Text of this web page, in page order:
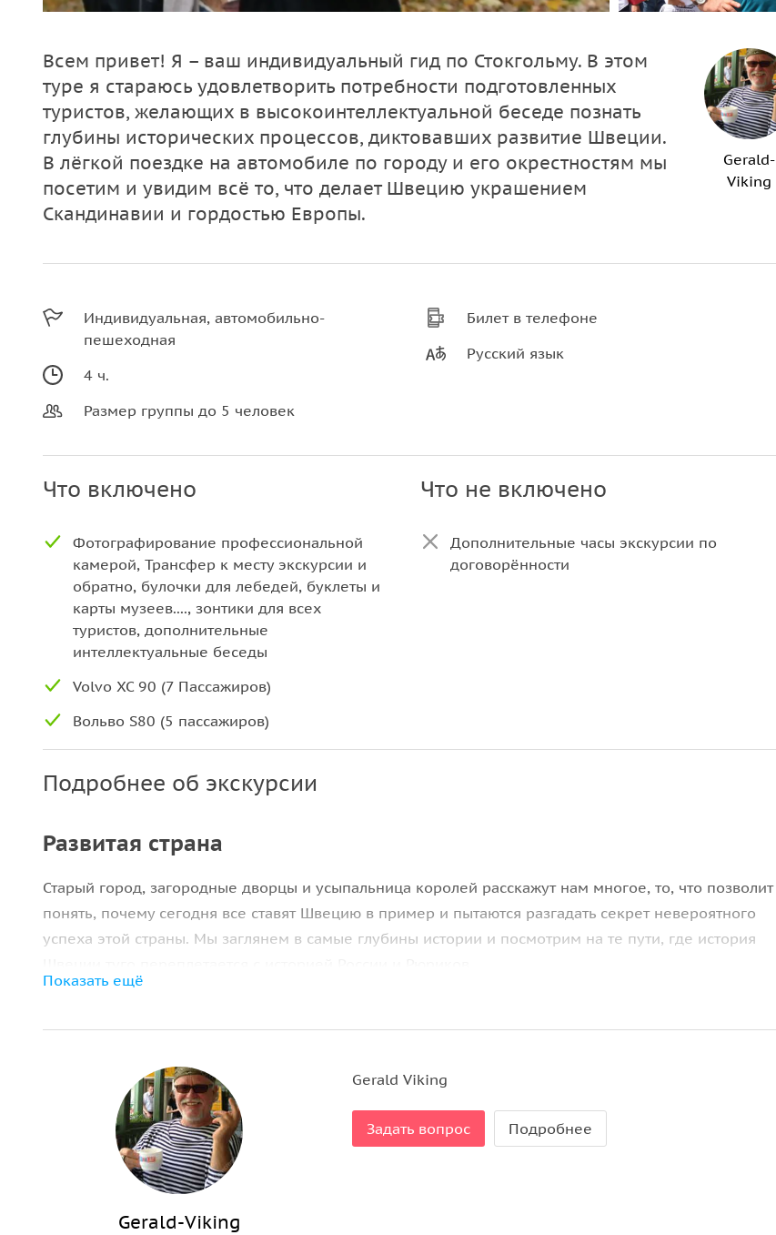
Всем привет! Я – ваш индивидуальный гид по Стокгольму. В этом
туре я стараюсь удовлетворить потребности подготовленных
туристов, желающих в высокоинтеллектуальной беседе познать
глубины исторических процессов, диктовавших развитие Швеции.
В лёгкой поездке на автомобиле по городу и его окрестностям мы
посетим и увидим всё то, что делает Швецию украшением
Скандинавии и гордостью Европы.
Gerald-
Viking
Индивидуальная, автомобильно-
пешеходная
4 ч.
Размер группы до 5 человек
Билет в телефоне
Русский язык
Что включено
Фотографирование профессиональной
камерой, Трансфер к месту экскурсии и
обратно, булочки для лебедей, буклеты и
карты музеев...., зонтики для всех
туристов, дополнительные
интеллектуальные беседы
Volvo XC 90 (7 Пассажиров)
Вольво S80 (5 пассажиров)
Что не включено
Дополнительные часы экскурсии по
договорённости
Подробнее об экскурсии
Развитая страна
Старый город, загородные дворцы и усыпальница королей расскажут нам многое, то, что позволит
понять, почему сегодня все ставят Швецию в пример и пытаются разгадать секрет невероятного
успеха этой страны. Мы заглянем в самые глубины истории и посмотрим на те пути, где история
кортежа принцессы Виктории и её возлюбленного Даниеля. История этой любви потрясла всё
шведское королевство. Логичным завершением экскурсии может быть одно из элегантных кафе
города, которые являются местом творческих и интеллектуальных бесед стокгольмчан и
стокгольмчанок.
Замки королей
Показать ещё
Gerald-Viking
Gerald Viking
Задать вопрос Подробнее